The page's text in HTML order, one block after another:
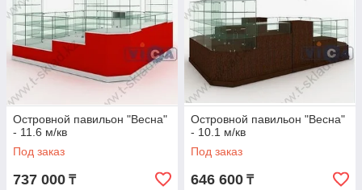
Островной павильон "Весна"
- 11.6 м/кв
Под заказ
737 000 ₸
Островной павильон "Весна"
- 10.1 м/кв
Под заказ
646 600 ₸